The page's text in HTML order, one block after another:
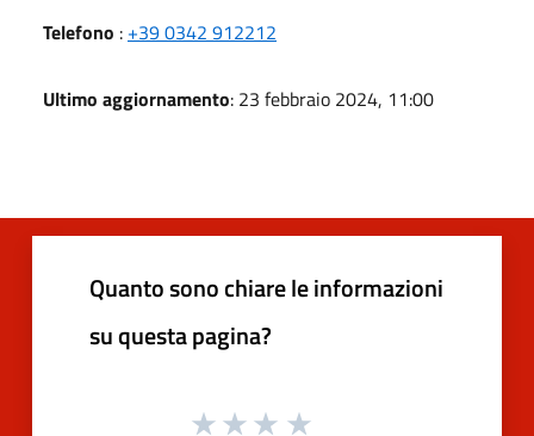
Telefono : +39 0342 912212
Ultimo aggiornamento: 23 febbraio 2024, 11:00
Quanto sono chiare le informazioni
su questa pagina?